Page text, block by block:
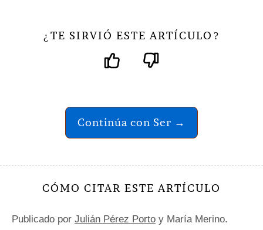
¿ TE SIRVIÓ ESTE ARTÍCULO ?
Continúa con Ser →
CÓMO CITAR ESTE ARTÍCULO
Publicado por Julián Pérez Porto y María Merino.